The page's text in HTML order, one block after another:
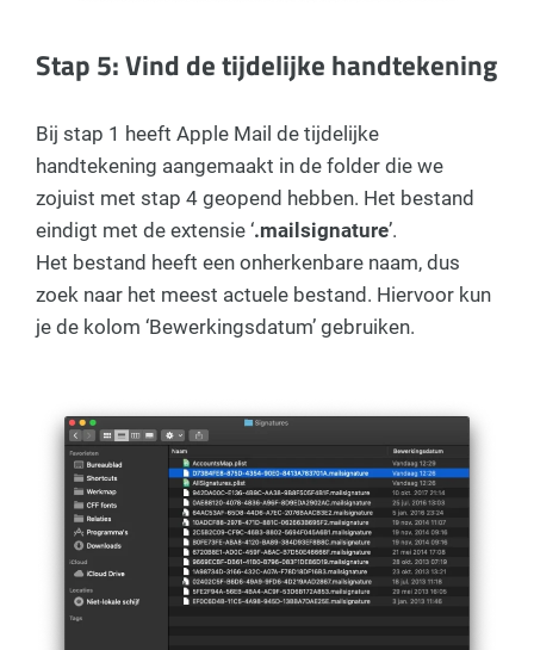
Stap 5: Vind de tijdelijke handtekening
Bij stap 1 heeft Apple Mail de tijdelijke
handtekening aangemaakt in de folder die we
zojuist met stap 4 geopend hebben. Het bestand
eindigt met de extensie ‘.mailsignature’.
Het bestand heeft een onherkenbare naam, dus
zoek naar het meest actuele bestand. Hiervoor kun
je de kolom ‘Bewerkingsdatum’ gebruiken.